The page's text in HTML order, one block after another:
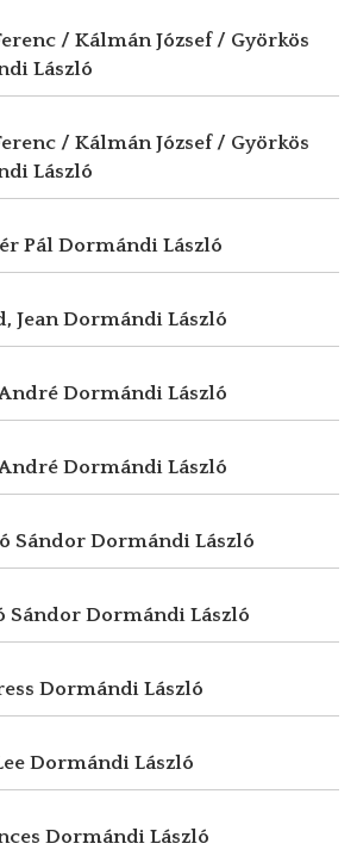
/ Kálmán József / Györkös
László
/ Kálmán József / Györkös
László
Pál Dormándi László
JeanDormándi László
André Dormándi László
André Dormándi László
Sándor Dormándi László
Sándor Dormándi László
Dormándi László
Dormándi László
Dormándi László